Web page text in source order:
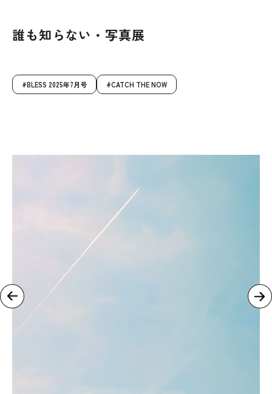
誰も知らない・写真展
BLESS 2025年7月号 CATCH THE NOW